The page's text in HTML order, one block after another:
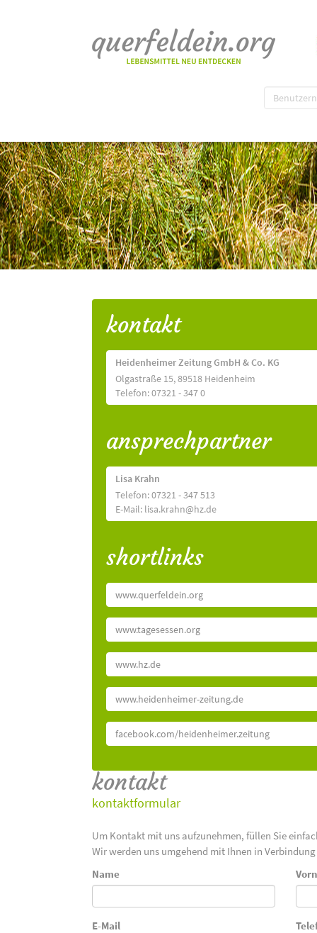
kontakt
Heidenheimer Zeitung GmbH & Co. KG
Olgastraße 15, 89518 Heidenheim
Telefon: 07321 - 347 0
ansprechpartner
Lisa Krahn
Telefon: 07321 - 347 513
E-Mail: lisa.krahn@hz.de
shortlinks
www.querfeldein.org
www.tagesessen.org
www.hz.de
www.heidenheimer-zeitung.de
facebook.com/heidenheimer.zeitung
kontakt
kontaktformular
Um Kontakt mit uns aufzunehmen, füllen Sie
Wir werden uns umgehend mit Ihnen in
Name
E-Mail